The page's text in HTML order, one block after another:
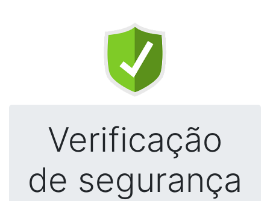
Verificação
de segurança